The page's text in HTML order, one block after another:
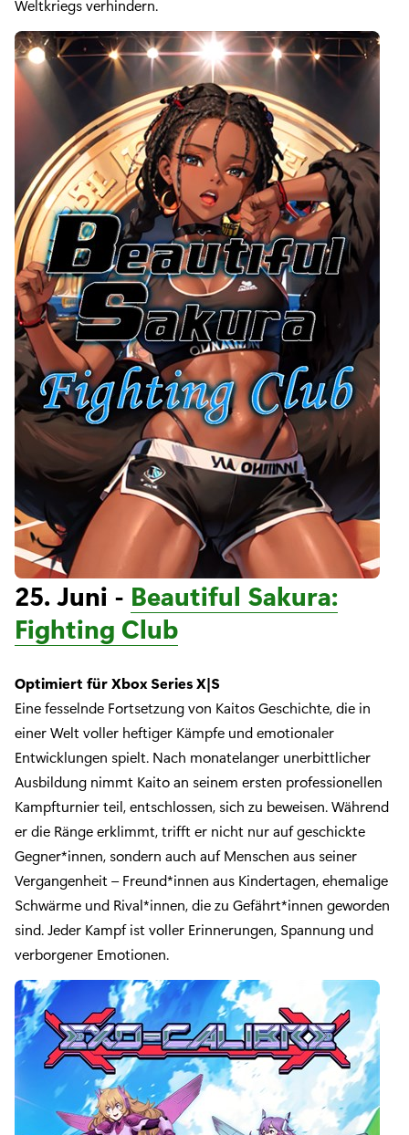
Weltkriegs verhindern.
25. Juni - Beautiful Sakura:
Fighting Club
Optimiert für Xbox Series X|S
Eine fesselnde Fortsetzung von Kaitos Geschichte, die in
einer Welt voller heftiger Kämpfe und emotionaler
Entwicklungen spielt. Nach monatelanger unerbittlicher
Ausbildung nimmt Kaito an seinem ersten professionellen
Kampfturnier teil, entschlossen, sich zu beweisen. Während
er die Ränge erklimmt, trifft er nicht nur auf geschickte
Gegner*innen, sondern auch auf Menschen aus seiner
Vergangenheit – Freund*innen aus Kindertagen, ehemalige
Schwärme und Rival*innen, die zu Gefährt*innen geworden
sind. Jeder Kampf ist voller Erinnerungen, Spannung und
verborgener Emotionen.